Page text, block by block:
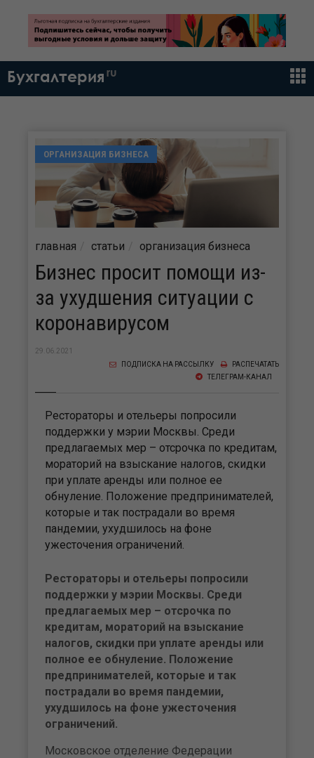
Бухгалтерия ru
ОРГАНИЗАЦИЯ БИЗНЕСА
главная статьи организация бизнеса
Бизнес просит помощи из-
за ухудшения ситуации с
коронавирусом
29.06.2021
РАСПЕЧАТАТЬ
ПОДПИСКА НА РАССЫЛКУ
ТЕЛЕГРАМ-КАНАЛ
Рестораторы и отельеры попросили
поддержки у мэрии Москвы. Среди
предлагаемых мер – отсрочка по кредитам,
мораторий на взыскание налогов, скидки
при уплате аренды или полное ее
обнуление. Положение предпринимателей,
которые и так пострадали во время
пандемии, ухудшилось на фоне
ужесточения ограничений.
Рестораторы и отельеры попросили
поддержки у мэрии Москвы. Среди
предлагаемых мер – отсрочка по
кредитам, мораторий на взыскание
налогов, скидки при уплате аренды или
полное ее обнуление. Положение
предпринимателей, которые и так
пострадали во время пандемии,
ухудшилось на фоне ужесточения
ограничений.
Московское отделение Федерации